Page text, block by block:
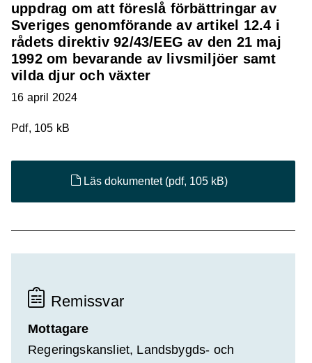
uppdrag om att föreslå förbättringar av
Sveriges genomförande av artikel 12.4 i
rådets direktiv 92/43/EEG av den 21 maj
1992 om bevarande av livsmiljöer samt
vilda djur och växter
16 april 2024
Pdf, 105 kB
Läs dokumentet (pdf, 105 kB)
Remissvar
Mottagare
Regeringskansliet, Landsbygds- och